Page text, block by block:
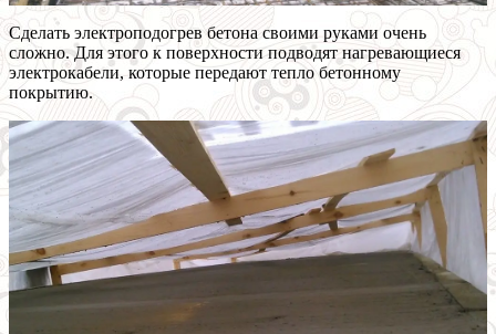
Сделать электроподогрев бетона своими руками очень
сложно. Для этого к поверхности подводят нагревающиеся
электрокабели, которые передают тепло бетонному
покрытию.